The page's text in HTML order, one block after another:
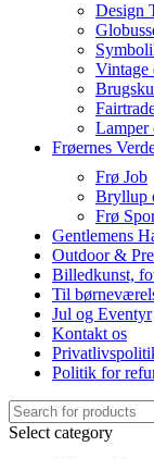
Design
Vintage
Lamper
Frøernes
Frø Job
Bryllup
Frø
Gentlemens
Outdoor &
Billedkunst,
Til
Jul og Eventyr
Kontakt os
Politik for
Select category